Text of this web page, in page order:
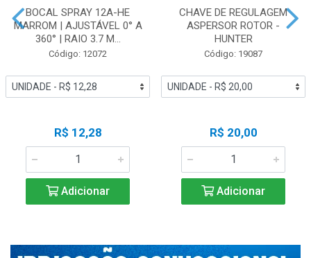
BOCAL SPRAY 12A-HE
MARROM | AJUSTÁVEL 0° A
360° | RAIO 3.7 M...
Código: 12072
R$ 12,28
Adicionar
CHAVE DE REGULAGEM
ASPERSOR ROTOR -
HUNTER
Código: 19087
R$ 20,00
Adicionar